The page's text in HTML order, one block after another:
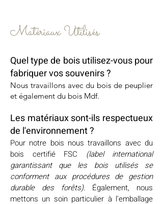
Matériaux Utilisés
Quel type de bois utilisez-vouspour
fabriquer vossouvenirs ?
Nous travaillons avec du bois de peuplier
et également du bois Mdf.
Les matériaux sont-ils respectueux
de l'environnement ?
Pour notre bois nous travaillons avec du
bois certifié FSC (label international
garantissant que les bois utilisés se
conforment aux procédures de gestion
durable des forêts). Également, nous
mettons un soin particulier à l'emballage